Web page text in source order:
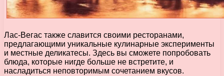
Лас-Вегас также славится своими ресторанами,
предлагающими уникальные кулинарные эксперименты
и местные деликатесы. Здесь вы сможете попробовать
блюда, которые нигде больше не встретите, и
насладиться неповторимым сочетанием вкусов.